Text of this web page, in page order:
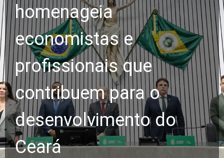
homenageia
economistas e
profissionais que
contribuem para o
desenvolvimento do
Ceará